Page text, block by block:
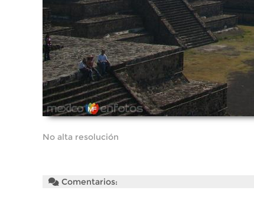
No alta resolución
Comentarios: